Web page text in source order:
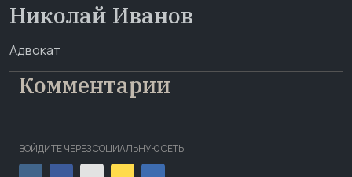
Николай Иванов
Адвокат
Комментарии
ВОЙДИТЕ ЧЕРЕЗ СОЦИАЛЬНУЮ СЕТЬ